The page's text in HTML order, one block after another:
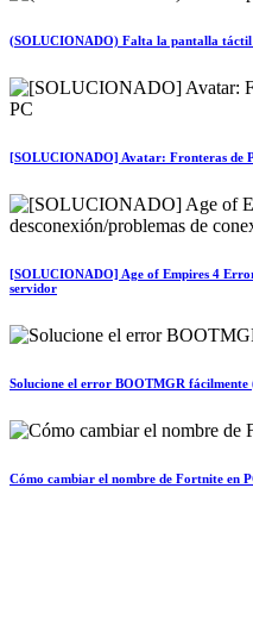
(SOLUCIONADO) Falta la pantalla
[SOLUCIONADO] Avatar: Fronteras de
[SOLUCIONADO] Age of Empires 4
servidor
Solucione el error BOOTMGR fácilmente
Cómo cambiar el nombre de Fortnite en